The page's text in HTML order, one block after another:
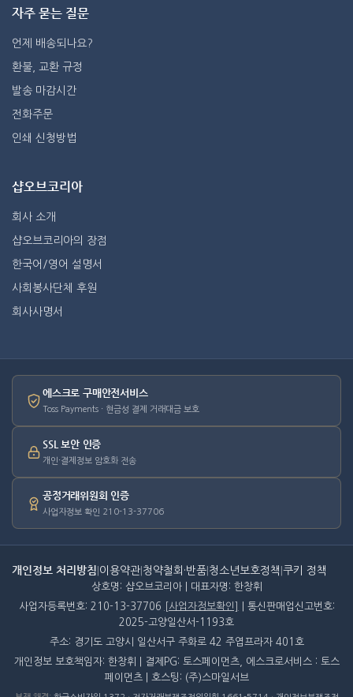
자주 묻는 질문
언제 배송되나요?
환불, 교환 규정
발송 마감시간
전화주문
인쇄 신청방법
샵오브코리아
회사 소개
샵오브코리아의 장점
한국어/영어 설명서
사회봉사단체 후원
회사사명서
에스크로 구매안전서비스
Toss Payments · 현금성 결제 거래대금 보호
SSL 보안 인증
개인·결제정보 암호화 전송
공정거래위원회 인증
사업자정보 확인 210-13-37706
개인정보 처리방침 이용약관 청약철회·반품 청소년보호정책 쿠키 정책
상호명: 샵오브코리아 | 대표자명: 한창휘
사업자등록번호: 210-13-37706
[사업자정보확인]
| 통신판매업신고번호:
2025-고양일산서-1193호
주소: 경기도 고양시 일산서구 주화로 42 주엽프라자 401호
개인정보 보호책임자: 한창휘 | 결제PG: 토스페이먼츠, 에스크로서비스 : 토스
페이먼츠 | 호스팅: (주)스마일서브